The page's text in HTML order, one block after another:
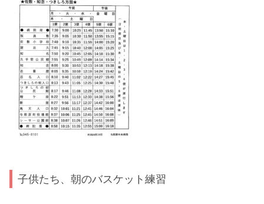
子供たち、朝のバスケット練習